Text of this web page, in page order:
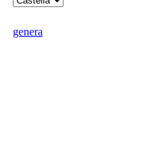
genera